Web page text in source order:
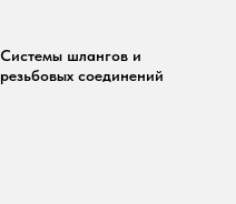
Системы шлангов и
резьбовых соединений